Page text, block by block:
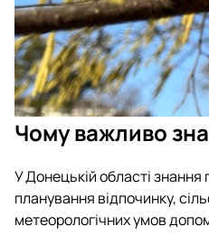
Чому важливо
У Донецькій області знання
планування відпочинку,
метеорологічних умов